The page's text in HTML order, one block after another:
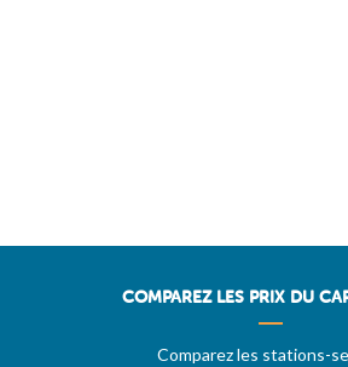
COMPAREZ LES PRIX DU
Comparez les stations-